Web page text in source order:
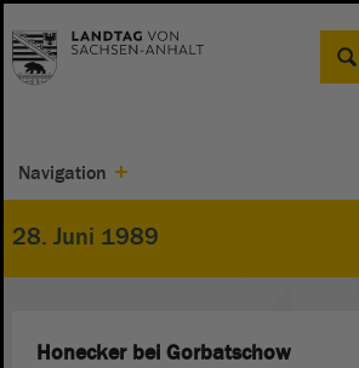
Suche
Navigation
28. Juni 1989
Honecker bei Gorbatschow